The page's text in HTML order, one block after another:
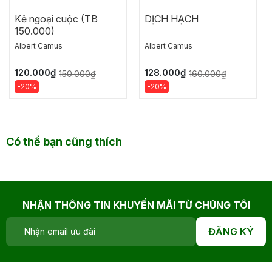
Kẻ ngoại cuộc (TB
150.000)
Albert Camus
120.000₫ 150.000₫
-20%
DỊCH HẠCH
Albert Camus
128.000₫ 160.000₫
-20%
Có thể bạn cũng thích
NHẬN THÔNG TIN KHUYẾN MÃI TỪ CHÚNG TÔI
ĐĂNG KÝ